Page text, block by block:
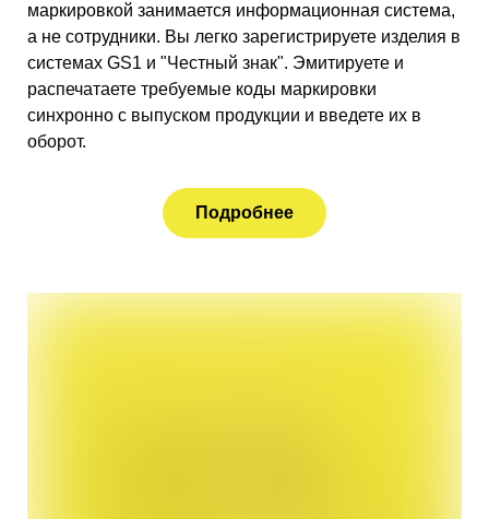
маркировкой занимается информационная система,
а не сотрудники. Вы легко зарегистрируете изделия в
системах GS1 и "Честный знак". Эмитируете и
распечатаете требуемые коды маркировки
синхронно с выпуском продукции и введете их в
оборот.
Подробнее